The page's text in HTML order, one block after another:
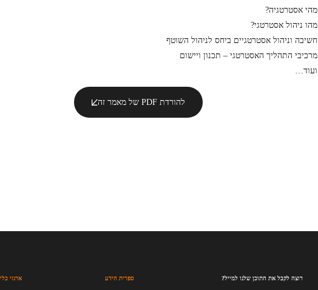
מהי אסטרטגיה?
מהו ניהול אסטרטגי?
חשיבה וניהול אסטרטגיים ביחס לניהול השוטף
מרכיבי התהליך האסטרטגי – תכנון ויישום
ועוד…
להורדת PDF של מאמר זה
רוצה לקבל את התוכן שלנו למייל? ספרית הידע ארגזי